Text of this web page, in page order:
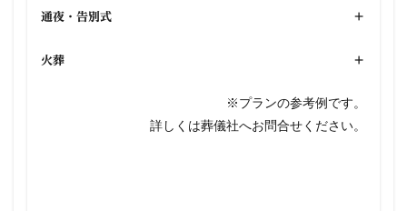
通夜・告別式 +
火葬 +
※プランの参考例です。
詳しくは葬儀社へお問合せください。